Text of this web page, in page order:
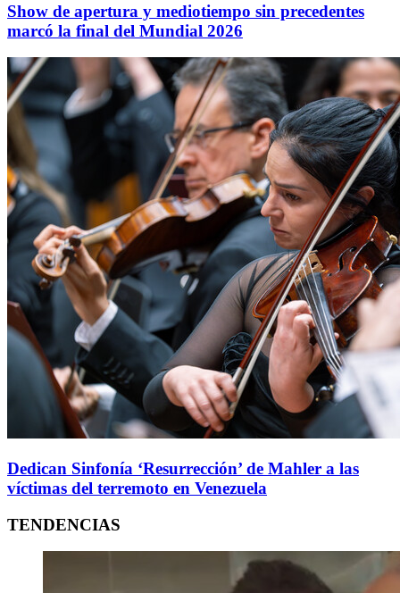
Show de apertura y mediotiempo sin precedentes
marcó la final del Mundial 2026
Dedican Sinfonía ‘Resurrección’ de Mahler a las
víctimas del terremoto en Venezuela
TENDENCIAS